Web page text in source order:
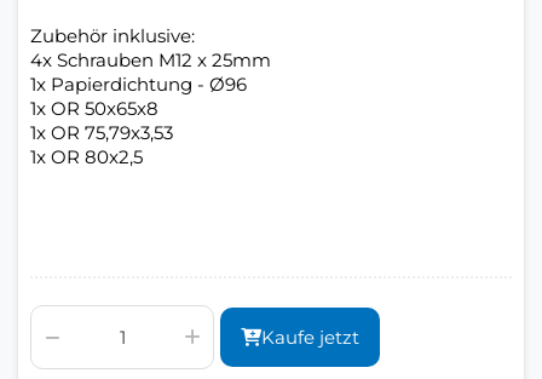
Zubehör inklusive:
4x Schrauben M12 x 25mm
1x Papierdichtung - Ø96
1x OR 50x65x8
1x OR 75,79x3,53
1x OR 80x2,5
Kaufe jetzt